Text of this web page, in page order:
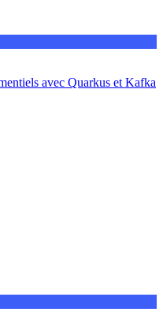
avec Quarkus et Kafka